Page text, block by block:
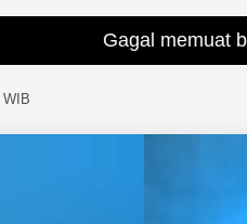
Gagal memuat berita terbaru.
WIB